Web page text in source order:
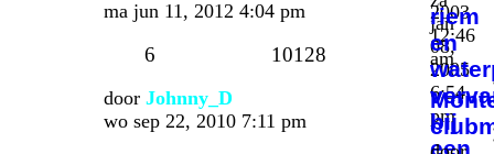
2003
12:46
am
jan
08,
2005
6:54
pm
ma jun 11, 2012 4:04 pm
riem
en
bij
een
6 10128
door Johnny_D
wo sep 22, 2010 7:11 pm